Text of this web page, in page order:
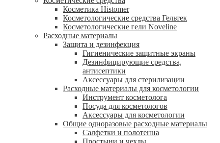
Косметика Histomer
Косметологические средства Гельтек
Косметологические гели Noveline
Расходные материалы
Защита и дезинфекция
Гигиенические защитные экраны
Дезинфицирующие средства,
антисептики
Аксессуары для стерилизации
Расходные материалы для косметологии
Инструмент косметолога
Посуда для косметологов
Аксессуары для косметологии
Общие одноразовые расходные материалы
Салфетки и полотенца
Простыни и чехлы